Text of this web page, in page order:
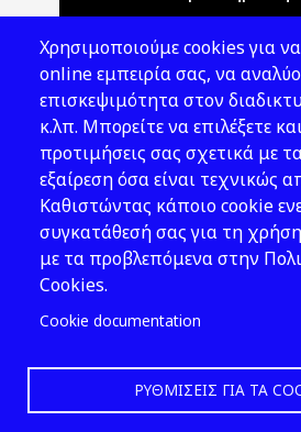
Νομοθεσία
Εκδόσεις
Νέα -
Χρησιμοποιούμε cookies για
online εμπειρία σας, να
επισκεψιμότητα στον
κ.λπ. Μπορείτε να επιλέξετε
προτιμήσεις σας σχετικά με
εξαίρεση όσα είναι τεχνικώς
Καθιστώντας κάποιο cookie
συγκατάθεσή σας για τη
με τα προβλεπόμενα στην
Cookies.
Cookie documentation
ΡΥΘΜΊΣΕΙΣ ΓΙΑ ΤΑ